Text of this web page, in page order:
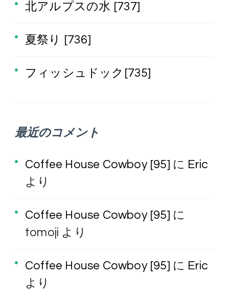
北アルプスの水 [737]
夏祭り [736]
フィッシュドック[735]
最近のコメント
Coffee House Cowboy [95] に Eric
より
Coffee House Cowboy [95] に
tomoji より
Coffee House Cowboy [95] に Eric
より